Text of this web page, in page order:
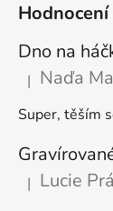
Dno na
Hodnocení
| Naďa
Super, těším
Hodnocení
| Lucie